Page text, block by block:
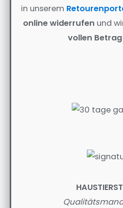
in unserem
online widerrufen und
vollen Betrag